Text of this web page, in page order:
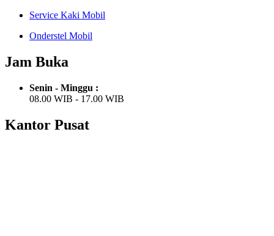
Service Kaki Mobil
Onderstel Mobil
Jam Buka
Senin - Minggu :
08.00 WIB - 17.00 WIB
Kantor Pusat